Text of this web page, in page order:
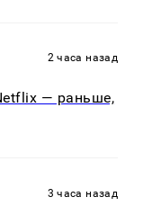
2 часа назад
— раньше,
3 часа назад